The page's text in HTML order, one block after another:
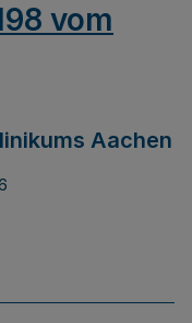
vom
Aachen